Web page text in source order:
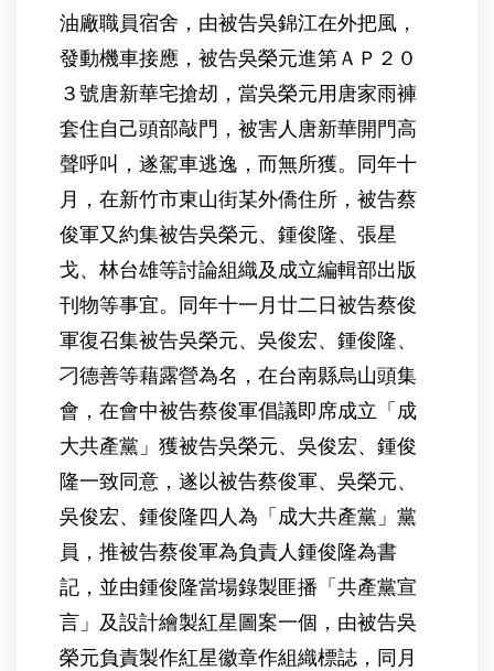
油廠職員宿舍，由被告吳錦江在外把風，
發動機車接應，被告吳榮元進第ＡＰ２０
３號唐新華宅搶刼，當吳榮元用唐家雨褲
套住自己頭部敲門，被害人唐新華開門高
聲呼叫，遂駕車逃逸，而無所獲。同年十
月，在新竹市東山街某外僑住所，被告蔡
俊軍又約集被告吳榮元、鍾俊隆、張星
戈、林台雄等討論組織及成立編輯部出版
刊物等事宜。同年十一月廿二日被告蔡俊
軍復召集被告吳榮元、吳俊宏、鍾俊隆、
刁德善等藉露營為名，在台南縣烏山頭集
會，在會中被告蔡俊軍倡議即席成立「成
大共產黨」獲被告吳榮元、吳俊宏、鍾俊
隆一致同意，遂以被告蔡俊軍、吳榮元、
吳俊宏、鍾俊隆四人為「成大共產黨」黨
員，推被告蔡俊軍為負責人鍾俊隆為書
記，並由鍾俊隆當場錄製匪播「共產黨宣
言」及設計繪製紅星圖案一個，由被告吳
榮元負責製作紅星徽章作組織標誌，同月